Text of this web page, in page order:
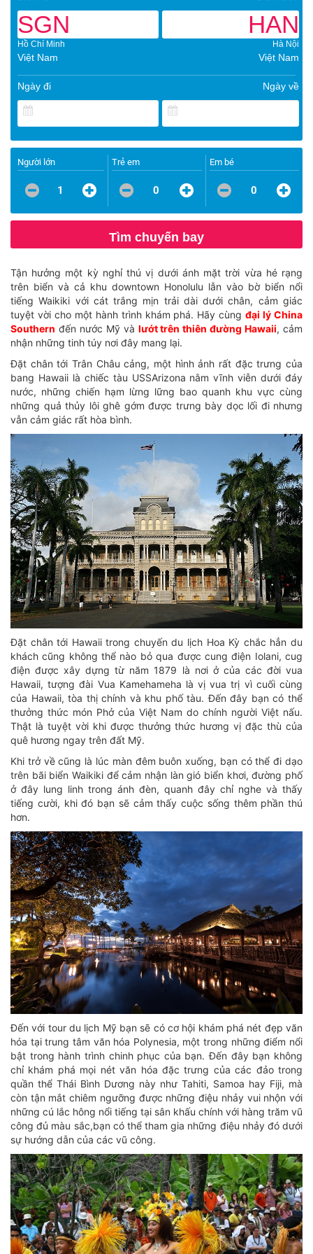
SGN
Hồ Chí Minh
Việt Nam
HAN
Hà Nội
Việt Nam
Ngày đi Ngày về
Người lớn
1
Trẻ em
0
Em bé
0
Tìm chuyến bay
Tận hưởng một kỳ nghỉ thú vị dưới ánh mặt trời vừa hé rạng
trên biển và cả khu downtown Honolulu lẫn vào bờ biển nổi
tiếng Waikiki với cát trắng mịn trải dài dưới chân, cảm giác
tuyệt vời cho một hành trình khám phá. Hãy cùngđại lý China
Southern đến nước Mỹ và lướt trên thiên đường Hawaii, cảm
nhận những tinh túy nơi đây mang lại.
Đặt chân tới Trân Châu cảng, một hình ảnh rất đặc trưng của
bang Hawaii là chiếc tàu USSArizona nằm vĩnh viễn dưới đáy
nước, những chiến hạm lừng lững bao quanh khu vực cùng
những quả thủy lôi ghê gớm được trưng bày dọc lối đi nhưng
vẫn cảm giác rất hòa bình.
Đặt chân tới Hawaii trong chuyến du lịch Hoa Kỳ chắc hẳn du
khách cũng không thể nào bỏ qua được cung điện Iolani, cug
điện được xây dựng từ năm 1879 là nơi ở của các đời vua
Hawaii, tượng đài Vua Kamehameha là vị vua trị vì cuối cùng
của Hawaii, tòa thị chính và khu phố tàu. Đến đây bạn có thể
thưởng thức món Phở của Việt Nam do chính người Việt nấu.
Thật là tuyệt vời khi được thưởng thức hương vị đặc thù của
quê hương ngay trên đất Mỹ.
Khi trở về cũng là lúc màn đêm buôn xuống, bạn có thể đi dạo
trên bãi biển Waikiki để cảm nhận làn gió biển khơi, đường phố
ở đây lung linh trong ánh đèn, quanh đây chỉ nghe và thấy
tiếng cười, khi đó bạn sẽ cảm thấy cuộc sống thêm phần thú
hơn.
Đến với tour du lịch Mỹ bạn sẽ có cơ hội khám phá nét đẹp văn
hóa tại trung tâm văn hóa Polynesia, một trong những điểm nổi
bật trong hành trình chinh phục của bạn. Đến đây bạn không
chỉ khám phá mọi nét văn hóa đặc trưng của các đảo trong
quần thể Thái Bình Dương này như Tahiti, Samoa hay Fiji, mà
còn tận mắt chiêm ngưỡng được những điệu nhảy vui nhộn với
những cú lắc hông nổi tiếng tại sân khấu chính với hàng trăm vũ
công đủ màu sắc,bạn có thể tham gia những điệu nhảy đó dưới
sự hướng dẫn của các vũ công.